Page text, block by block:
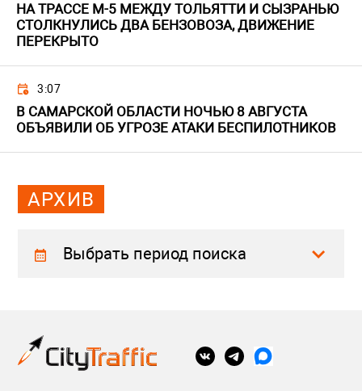
НА ТРАССЕ М-5 МЕЖДУ ТОЛЬЯТТИ И СЫЗРАНЬЮ
СТОЛКНУЛИСЬ ДВА БЕНЗОВОЗА, ДВИЖЕНИЕ
ПЕРЕКРЫТО
3:07
В САМАРСКОЙ ОБЛАСТИ НОЧЬЮ 8 АВГУСТА
ОБЪЯВИЛИ ОБ УГРОЗЕ АТАКИ БЕСПИЛОТНИКОВ
АРХИВ
Выбрать период поиска